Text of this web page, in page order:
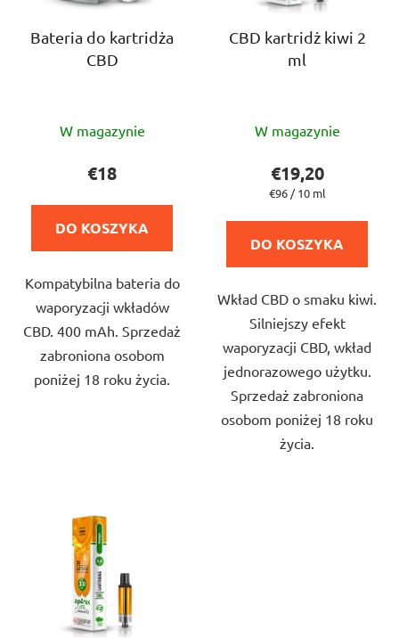
Bateria do kartridża
CBD
ocena
5,0
na
gwiazdek.
W magazynie
€18
DO KOSZYKA
Kompatybilna bateria do
waporyzacji wkładów
CBD. 400 mAh. Sprzedaż
zabroniona osobom
poniżej 18 roku życia.
CBD kartridż kiwi 2
ml
ocena
wynosi
W magazynie
€19,20
Cena
€96 / 10 ml
DO KOSZYKA
Wkład CBD o smaku kiwi.
Silniejszy efekt
waporyzacji CBD, wkład
jednorazowego użytku.
Sprzedaż zabroniona
osobom poniżej 18 roku
życia.